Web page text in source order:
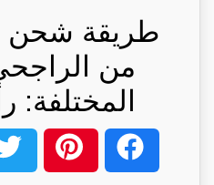
طريقة شحن
من
المختلفة: